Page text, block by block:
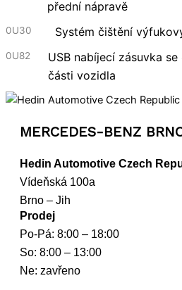
přední nápravě
0U30 Systém čištění
0U82
USB nabíjecí zásuvka
části vozidla
MERCEDES-BENZ
Hedin Automotive Czech
Vídeňská 100a
Brno – Jih
Prodej
Po-Pá: 8:00 – 18:00
So: 8:00 – 13:00
Ne: zavřeno